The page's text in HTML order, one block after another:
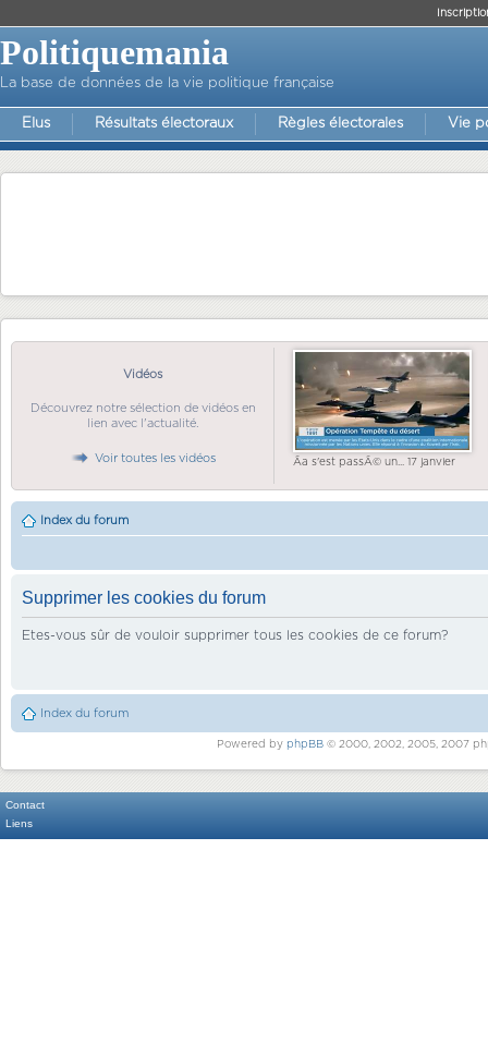
Politiquemania
La base de données de la vie politique française
Elus Résultats électoraux Règles électorales Vie
Vidéos
Découvrez notre sélection de vidéos en
lien avec l'actualité.
Voir toutes les vidéos Ãa s'est passÃ© un... 17 janvier
Index du forum
Supprimer les cookies du forum
Etes-vous sûr de vouloir supprimer tous les cookies de ce forum?
Index du forum
Powered by phpBB© 2000, 2002, 2005, 2007
Contact
Liens